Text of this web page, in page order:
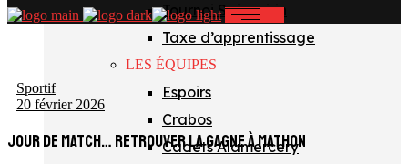
Tournoi Sainvoirin
Taxe d’apprentissage
LES ÉQUIPES
Espoirs
Crabos
Cadets Alamercery
Sportif
20 février 2026
JOUR DE MATCH… RETROUVER LA GAGNE À MATHON